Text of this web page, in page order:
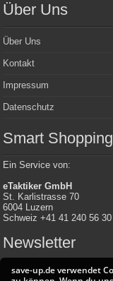
save-up.de verwendet
Über Uns
Über Uns
Kontakt
Impressum
Datenschutz
Smart Shopping
Ein Service von:
eTaktiker GmbH
St. Karlistrasse 70
6004 Luzern
Schweiz +41 41 240 56 30
Newsletter